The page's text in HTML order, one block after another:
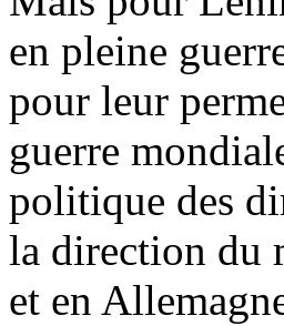
en pleine
pour leur
guerre
politique des
la direction du
et en